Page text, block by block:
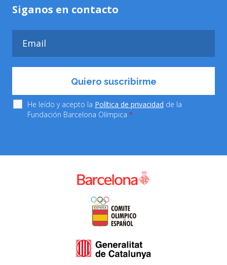
Siganos en contacto
He leído y acepto la Política de privacidad de la
Fundación Barcelona Olímpica *